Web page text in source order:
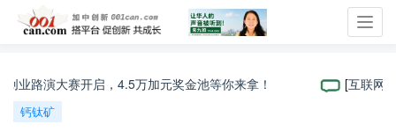
路演大赛开启，4.5万加元奖金池等你来拿！ [互联网] 科
钙钛矿